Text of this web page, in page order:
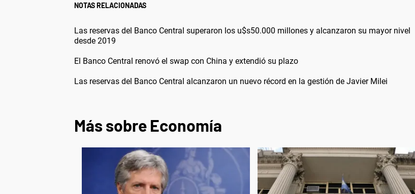
NOTAS RELACIONADAS
Las reservas del Banco Central superaron los u$s50.000 millones y alcanzaron su mayor nivel
desde 2019
El Banco Central renovó el swap con China y extendió su plazo
Las reservas del Banco Central alcanzaron un nuevo récord en la gestión de Javier Milei
Más sobre Economía